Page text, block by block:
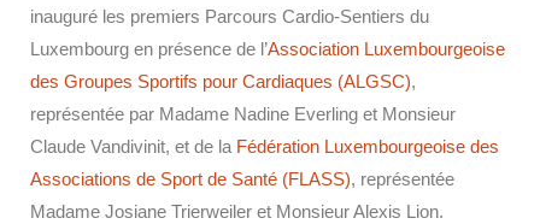
inauguré les premiers Parcours Cardio-Sentiers du
Luxembourg en présence de l’Association Luxembourgeoise
des Groupes Sportifs pour Cardiaques (ALGSC),
représentée par Madame Nadine Everling et Monsieur
Claude Vandivinit, et de la Fédération Luxembourgeoise des
Associations de Sport de Santé (FLASS), représentée
Madame Josiane Trierweiler et Monsieur Alexis Lion.